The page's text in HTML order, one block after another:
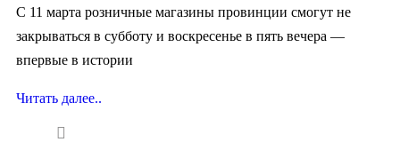
С 11 марта розничные магазины провинции смогут не
закрываться в субботу и воскресенье в пять вечера —
впервые в истории
Читать далее..